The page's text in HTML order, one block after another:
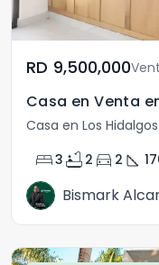
RD	9,500,000
Casa en Los
bed3 bathtub 2 directions_car 2 square_foot
Bismark